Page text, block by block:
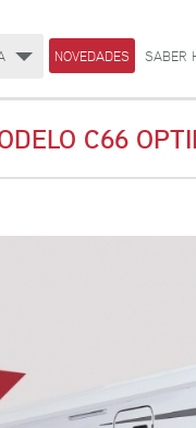
NOVEDADES SABER
C66